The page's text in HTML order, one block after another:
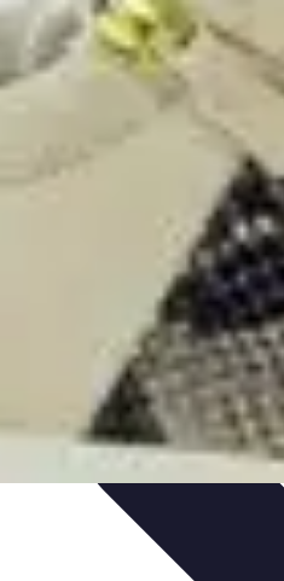
projektówTrendy